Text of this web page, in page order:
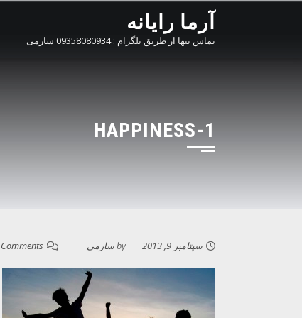
آرما رایانه
تماس تنها از طریق تلگرام : 09358080934 سارمی
HAPPINESS-1
سپتامبر 9, 2013 by سارمی